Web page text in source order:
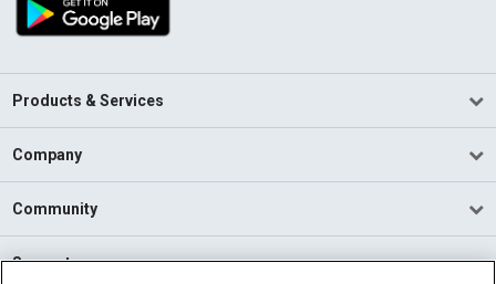
Products & Services
Company
Community
Support